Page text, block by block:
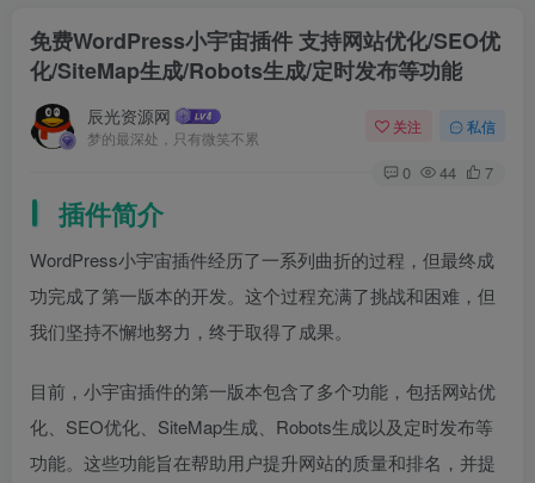
免费WordPress小宇宙插件 支持网站优化/SEO优
化/SiteMap生成/Robots生成/定时发布等功能
辰光资源网
梦的最深处，只有微笑不累
关注 私信
0 44 7
插件简介
WordPress小宇宙插件经历了一系列曲折的过程，但最终成
功完成了第一版本的开发。这个过程充满了挑战和困难，但
我们坚持不懈地努力，终于取得了成果。
目前，小宇宙插件的第一版本包含了多个功能，包括网站优
化、SEO优化、SiteMap生成、Robots生成以及定时发布等
功能。这些功能旨在帮助用户提升网站的质量和排名，并提